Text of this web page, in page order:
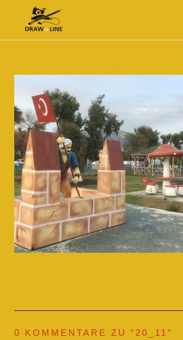
Draw-a-Line Grafik- und Web-Design
0 KOMMENTARE ZU “ 20_11 ”